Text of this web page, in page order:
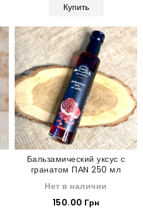
Купить
Бальзамический уксус с
гранатом ПАN 250 мл
Нет в наличии
150.00 Грн